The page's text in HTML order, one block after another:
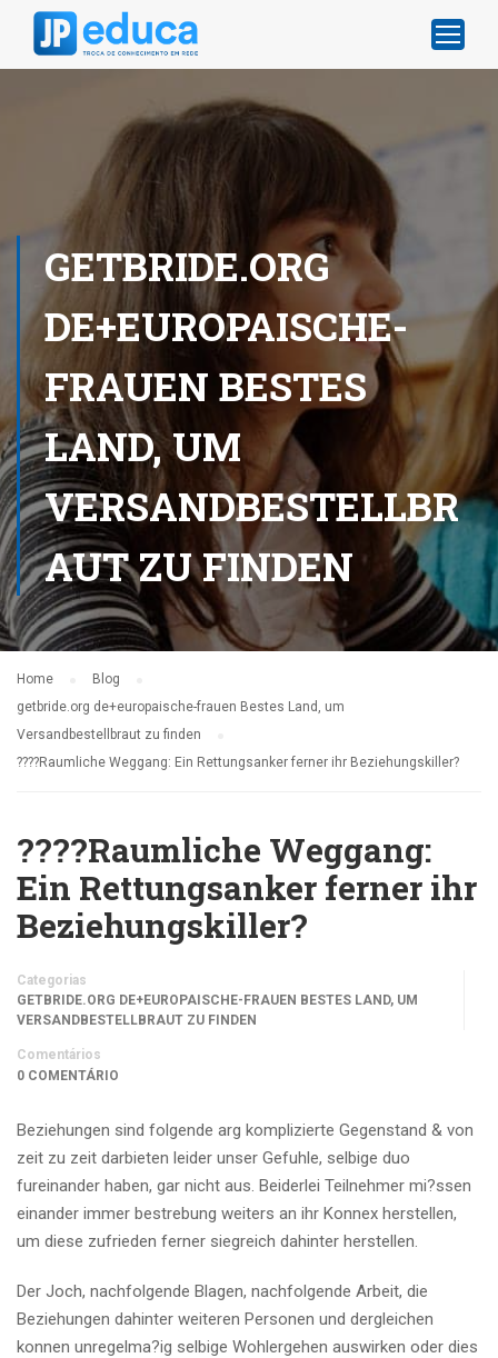
GETBRIDE.ORG
DE+EUROPAISCHE-
FRAUEN BESTES
LAND, UM
VERSANDBESTELLBR
AUT ZU FINDEN
Home
Blog
getbride.org de+europaische-frauen Bestes Land, um
Versandbestellbraut zu finden
????Raumliche Weggang: Ein Rettungsanker ferner ihr Beziehungskiller?
????Raumliche Weggang:
Ein Rettungsanker ferner ihr
Beziehungskiller?
Categorias
GETBRIDE.ORG DE+EUROPAISCHE-FRAUEN BESTES LAND, UM
VERSANDBESTELLBRAUT ZU FINDEN
Comentários
0 COMENTÁRIO
Beziehungen sind folgende arg komplizierte Gegenstand & von
zeit zu zeit darbieten leider unser Gefuhle, selbige duo
fureinander haben, gar nicht aus. Beiderlei Teilnehmer mi?ssen
einander immer bestrebung weiters an ihr Konnex herstellen,
um diese zufrieden ferner siegreich dahinter herstellen.
Der Joch, nachfolgende Blagen, nachfolgende Arbeit, die
Beziehungen dahinter weiteren Personen und dergleichen
konnen unregelma?ig selbige Wohlergehen auswirken oder dies